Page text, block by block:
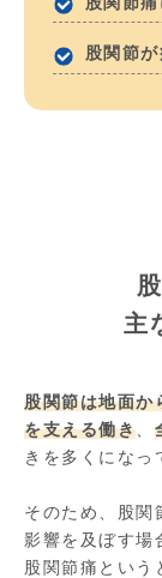
股関節
主
股関節は地面か
を支える働き
きを多くになっ
そのため、股関
影響を及ぼす場
股関節痛という